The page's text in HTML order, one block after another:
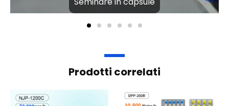
Prodotti correlati